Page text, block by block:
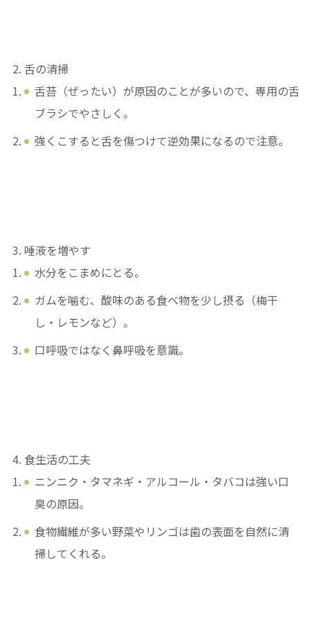
舌の清掃
舌苔（ぜったい）が原因のことが多いので、専用の舌
ブラシでやさしく。
強くこすると舌を傷つけて逆効果になるので注意。
唾液を増やす
水分をこまめにとる。
ガムを噛む、酸味のある食べ物を少し摂る（梅干
し・レモンなど）。
口呼吸ではなく鼻呼吸を意識。
食生活の工夫
ニンニク・タマネギ・アルコール・タバコは強い口
臭の原因。
食物繊維が多い野菜やリンゴは歯の表面を自然に清
掃してくれる。